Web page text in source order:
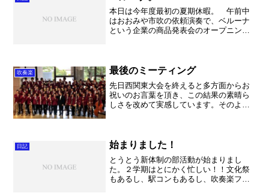
本日は今年度最初の夏期休暇。 午前中
はおおみや市吹の依頼演奏で、ベルーナ
という企業の商品発表会のオープニング
たが、何とか無事に、楽し...
吹奏楽 最後のミーティング
先日西関東大会を終えると多方面からお
祝いのお言葉を頂き、この結果の素晴ら
しさを改めて実感しています。そのよう
で、様々な制約がありながら最...
日記 始まりました！
とうとう新体制の部活動が始まりまし
た。２学期はとにかく忙しい！！文化祭
もあるし、駅コンもあるし、吹奏楽フェ